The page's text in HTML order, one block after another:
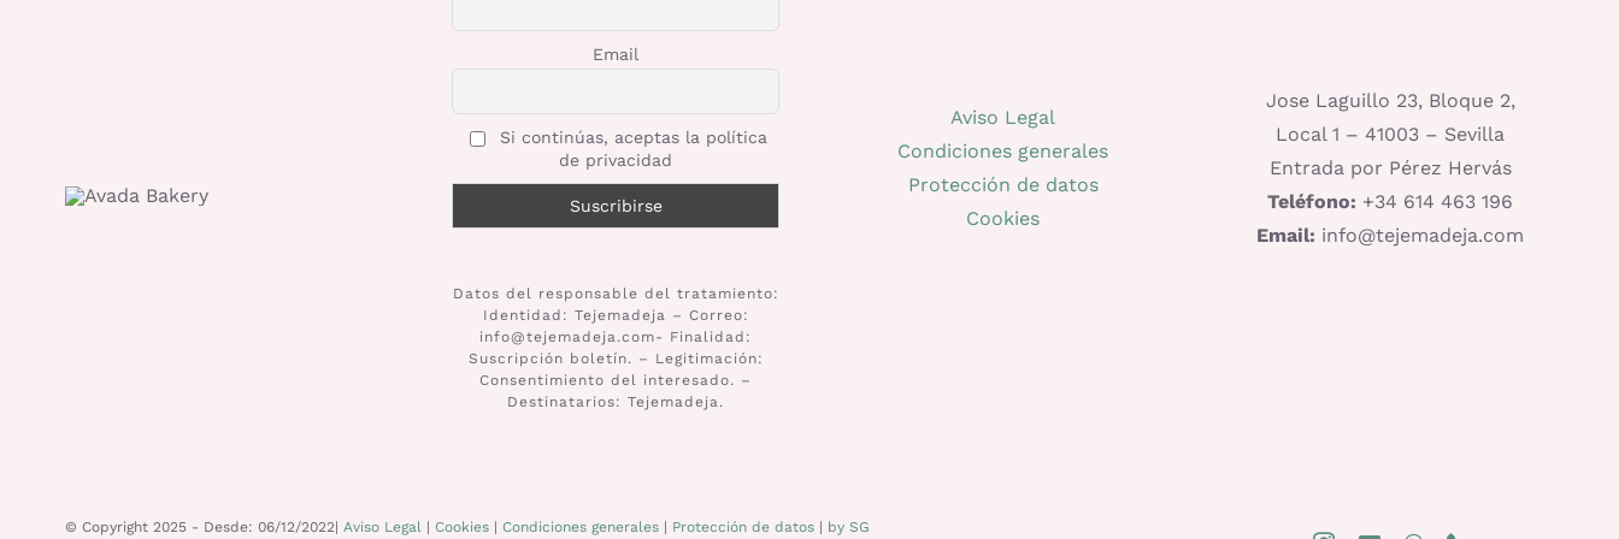
Email
Si continúas, aceptas la política
de privacidad
Datos del responsable del tratamiento:
Identidad: Tejemadeja – Correo:
info@tejemadeja.com- Finalidad:
Suscripción boletín. – Legitimación:
Consentimiento del interesado. –
Destinatarios: Tejemadeja.
Aviso Legal
Condiciones generales
Protección de datos
Cookies
Jose Laguillo 23, Bloque 2,
Local 1 – 41003 – Sevilla
Entrada por Pérez Hervás
Teléfono: +34 614 463 196
Email: info@tejemadeja.com
© Copyright 2025 - Desde: 06/12/2022| Aviso Legal| Cookies| Condiciones generales| Protección de datos| by SG